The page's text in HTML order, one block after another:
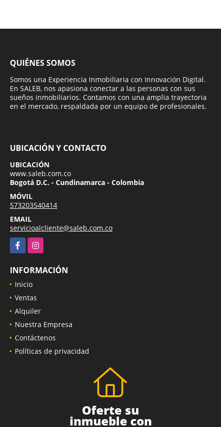
QUIÉNES SOMOS
Somos una Experiencia Inmobiliaria con Innovación Digital.
En SALEB, nos apasiona conectar a las personas con sus
sueños inmobiliarios. Contamos con una amplia trayectoria
en el mercado, respaldada por un equipo de profesionales.
UBICACIÓN Y CONTACTO
UBICACIÓN
www.saleb.com.co
Bogotá D.C. - Cundinamarca - Colombia
MÓVIL
573203540414
EMAIL
servicioalcliente@saleb.com.co
FacebookInstagram
INFORMACIÓN
Inicio
Ventas
Alquiler
Nuestra Empresa
Contáctenos
Políticas de privacidad
Oferte su
inmueble con